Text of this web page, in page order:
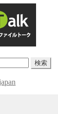
検索